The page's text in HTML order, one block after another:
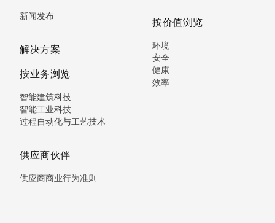
新闻发布
解决方案
按业务浏览
智能建筑科技
智能工业科技
过程自动化与工艺技术
供应商伙伴
供应商商业行为准则
按价值浏览
环境
安全
健康
效率